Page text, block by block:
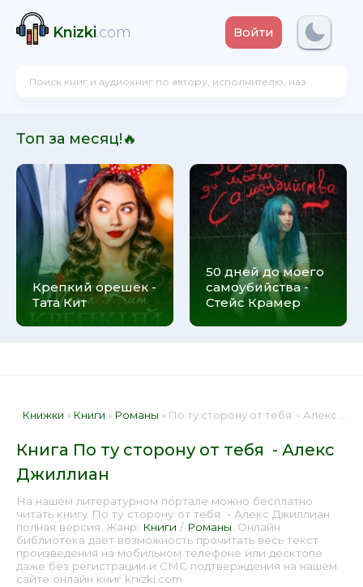
Knizki.com Войти
Топ за месяц!🔥
Крепкий орешек -
Тата Кит
50 дней до моего
самоубийства -
Стейс Крамер
Книжки » Книги » Романы » По ту сторону от тебя - Алекс Джиллиан 📕 - Книга онлайн бесплатно
Книга По ту сторону от тебя - Алекс
Джиллиан
На нашем литературном портале можно бесплатно
читать книгу По ту сторону от тебя - Алекс Джиллиан
полная версия. Жанр: Книги / Романы . Онлайн
библиотека дает возможность прочитать весь текст
произведения на мобильном телефоне или десктопе
даже без регистрации и СМС подтверждения на нашем
сайте онлайн книг knizki.com.